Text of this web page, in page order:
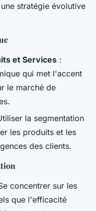
stratégie évolutive
et Services :
qui met l'accent
le marché de
la segmentation
les produits et les
des clients.
concentrer sur les
que l'efficacité